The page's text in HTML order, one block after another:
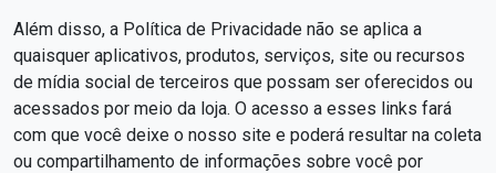
Além disso, a Política de Privacidade não se aplica a
quaisquer aplicativos, produtos, serviços, site ou recursos
de mídia social de terceiros que possam ser oferecidos ou
acessados por meio da loja. O acesso a esses links fará
com que você deixe o nosso site e poderá resultar na coleta
ou compartilhamento de informações sobre você por